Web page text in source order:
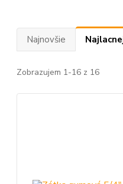
Najnovšie
Zobrazujem 1-16 z 16